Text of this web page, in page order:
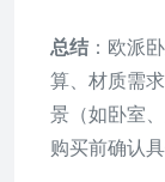
总结 ：欧派
算、材质需
景（如卧室
购买前确认